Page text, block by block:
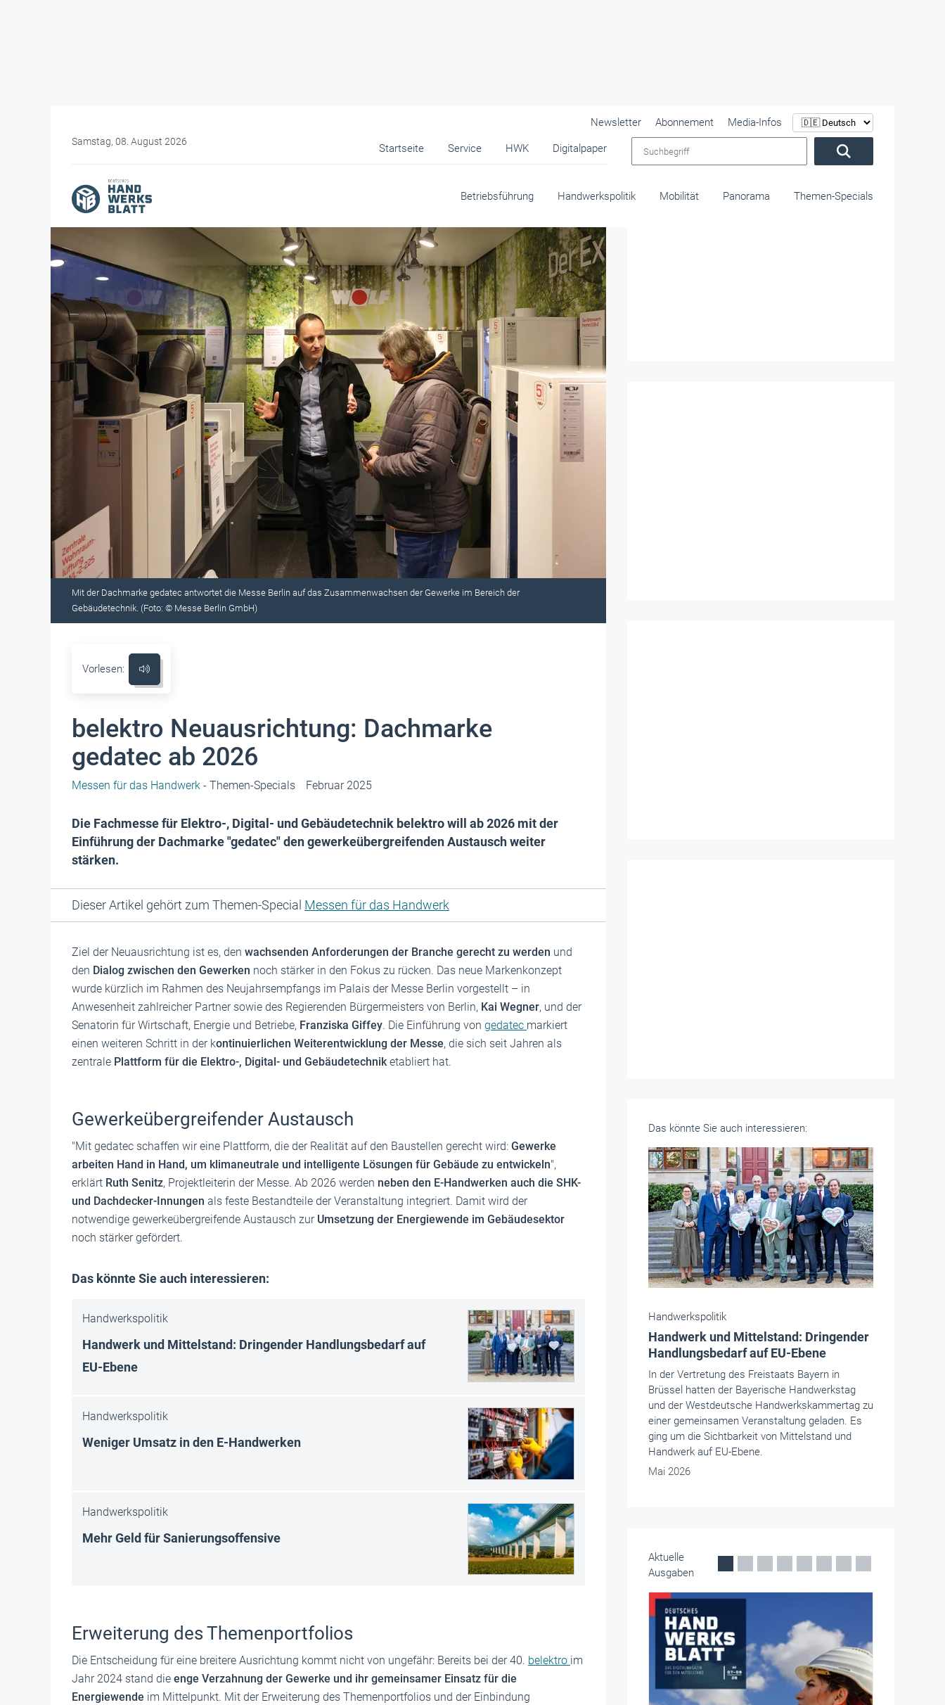
Samstag, 08. August 2026
Startseite Service HWK Digitalpaper
Newsletter Abonnement
Media-Infos
Betriebsführung Handwerkspolitik Mobilität Panorama Themen-Specials
Mit der Dachmarke gedatec antwortet die Messe Berlin auf das Zusammenwachsen der Gewerke im Bereich der
Gebäudetechnik. (Foto: © Messe Berlin GmbH)
Vorlesen:
belektro Neuausrichtung: Dachmarke
gedatec ab 2026
Messen für das Handwerk - Themen-Specials Februar 2025
Die Fachmesse für Elektro-, Digital- und Gebäudetechnik belektro will ab 2026 mit der
Einführung der Dachmarke "gedatec" den gewerkeübergreifenden Austausch weiter
stärken.
Dieser Artikel gehört zum Themen-Special Messen für das Handwerk
Ziel der Neuausrichtung ist es, den wachsenden Anforderungen der Branche gerecht zu werden und
den Dialog zwischen den Gewerken noch stärker in den Fokus zu rücken. Das neue Markenkonzept
wurde kürzlich im Rahmen des Neujahrsempfangs im Palais der Messe Berlin vorgestellt – in
Anwesenheit zahlreicher Partner sowie des Regierenden Bürgermeisters von Berlin, Kai Wegner, und der
Senatorin für Wirtschaft, Energie und Betriebe, Franziska Giffey. Die Einführung von gedatec markiert
einen weiteren Schritt in der kontinuierlichen Weiterentwicklung der Messe, die sich seit Jahren als
zentrale Plattform für die Elektro-, Digital- und Gebäudetechniketabliert hat.
Gewerkeübergreifender Austausch
"Mit gedatec schaffen wir eine Plattform, die der Realität auf den Baustellen gerecht wird: Gewerke
arbeiten Hand in Hand, um klimaneutrale und intelligente Lösungen für Gebäude zu entwickeln",
erklärt Ruth Senitz, Projektleiterin der Messe. Ab 2026 werden neben den E-Handwerken auch die SHK-
und Dachdecker-Innungen als feste Bestandteile der Veranstaltung integriert. Damit wird der
notwendige gewerkeübergreifende Austausch zur Umsetzung der Energiewende im Gebäudesektor
noch stärker gefördert.
Das könnte Sie auch interessieren:
Handwerkspolitik
Handwerk und Mittelstand: Dringender Handlungsbedarf auf
EU-Ebene
Handwerkspolitik
Weniger Umsatz in den E-Handwerken
Handwerkspolitik
Mehr Geld für Sanierungsoffensive
Erweiterung des Themenportfolios
Die Entscheidung für eine breitere Ausrichtung kommt nicht von ungefähr: Bereits bei der 40. belektro im
Jahr 2024 stand die enge Verzahnung der Gewerke und ihr gemeinsamer Einsatz für die
Energiewende im Mittelpunkt. Mit der Erweiterung des Themenportfolios und der Einbindung
Das könnte Sie auch interessieren:
Handwerkspolitik
Weniger Umsatz in den E-Handwerken
Im vergangenen Jahr erwirtschafteten die
Betriebe in den E-Handwerken weniger Umsatz
im Vergleich zum Vorjahr, auch die
sozialversicherungspflichtige Beschäftigung ist
gesunken.
Mai 2026